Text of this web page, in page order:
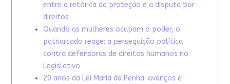
entre a retórica da proteção e a disputa por
direitos
Quando as mulheres ocupam o poder, o
patriarcado reage: a perseguição política
contra defensoras de direitos humanos no
Legislativo
20 anos da Lei Maria da Penha: avanços e